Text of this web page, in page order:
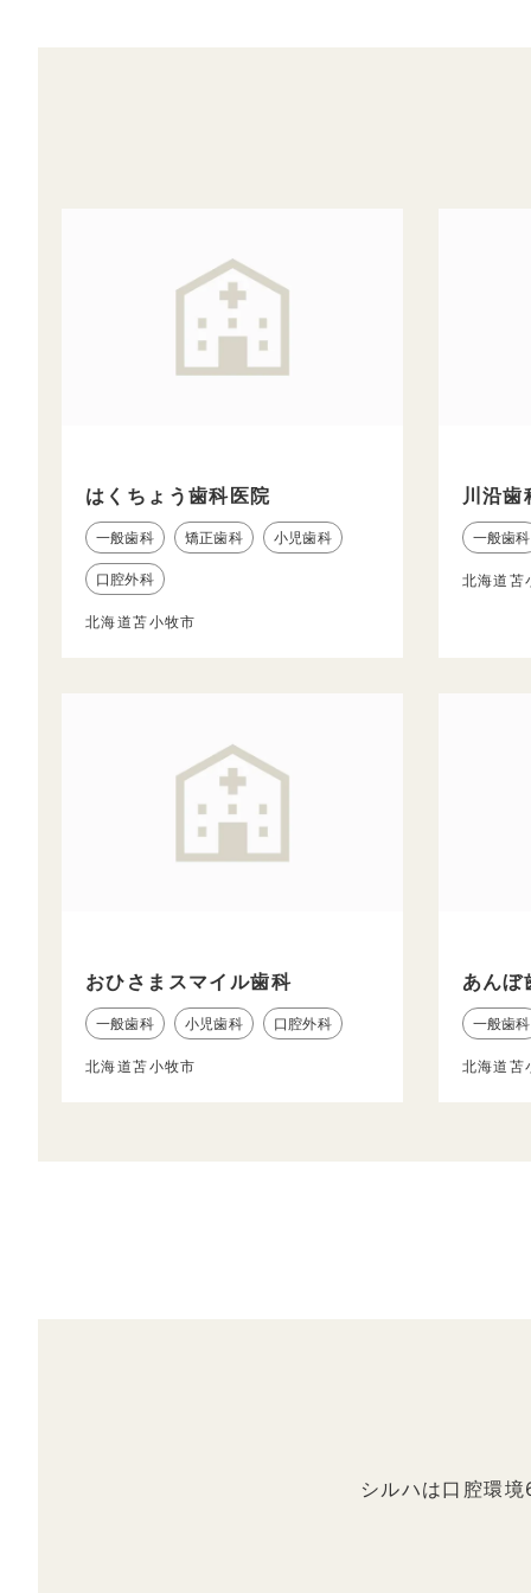
はくちょう歯科医院
一般歯科 矯正歯科 小児歯科
口腔外科
北海道苫小牧市
川沿歯
一般歯科
北海道苫
おひさまスマイル歯科
一般歯科 小児歯科 口腔外科
北海道苫小牧市
あんぼ
一般歯科
北海道苫
シルハは口腔環